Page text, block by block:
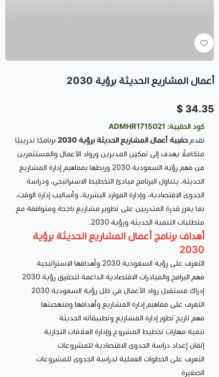
أعمال المشاريع الحديثة برؤية 2030
34.35 $
كود الحقيبة: ADMHR1715021
تقدمحقيبة أعمال المشاريع الحديثة برؤية 2030
برنامجًا تدريبيًا
متكاملًا يهدف إلى تمكين المديرين ورواد الأعمال والمستثمرين
من فهم رؤية السعودية 2030 وربطها بمفاهيم إدارة المشاريع
الحديثة. يتناول البرنامج مبادئ التخطيط الاستراتيجي، ودراسة
الجدوى الاقتصادية، وإدارة الموارد البشرية، وأساليب إدارة الوقت،
بما يعزز قدرة المتدربين على تطوير مشاريع ناجحة ومتوافقة مع
متطلبات التنمية الحديثة ورؤية 2030.
أهداف برنامج أعمال المشاريع الحديثة برؤية
2030
التعرف على رؤية السعودية 2030 وأهدافها الاستراتيجية
فهم البرامج والمبادرات الاقتصادية الداعمة لتحقيق رؤية 2030
إدراك مستقبل رواد الأعمال في ظل رؤية السعودية 2030
التعرف على مفاهيم إدارة المشاريع وأهدافها ومنهجيتها
فهم تاريخ تطور إدارة المشاريع وتطبيقاته الحديثة
تنمية مهارات تخطيط المشروع وإدارة العلاقات التجارية
إتقان إعداد دراسة الجدوى الاقتصادية للمشروعات
التعرف على الخطوات العملية لدراسة الجدوى للمشروعات
الصغيرة